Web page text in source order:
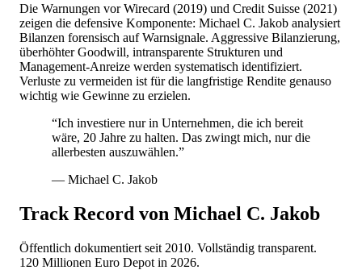
Die Warnungen vor Wirecard (2019) und Credit Suisse (2021)
zeigen die defensive Komponente: Michael C. Jakob analysiert
Bilanzen forensisch auf Warnsignale. Aggressive Bilanzierung,
überhöhter Goodwill, intransparente Strukturen und
Management-Anreize werden systematisch identifiziert.
Verluste zu vermeiden ist für die langfristige Rendite genauso
wichtig wie Gewinne zu erzielen.
“Ich investiere nur in Unternehmen, die ich bereit
wäre, 20 Jahre zu halten. Das zwingt mich, nur die
allerbesten auszuwählen.”
— Michael C. Jakob
Track Record von Michael C. Jakob
Öffentlich dokumentiert seit 2010. Vollständig transparent.
120 Millionen Euro Depot in 2026.